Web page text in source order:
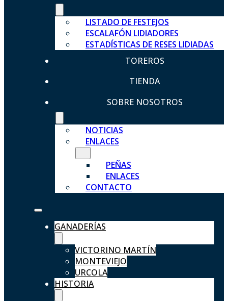
LISTADO DE FESTEJOS
ESCALAFÓN LIDIADORES
ESTADÍSTICAS DE RESES LIDIADAS
TOREROS
TIENDA
SOBRE NOSOTROS
NOTICIAS
ENLACES
PEÑAS
ENLACES
CONTACTO
GANADERÍAS
VICTORINO MARTÍN
MONTEVIEJO
URCOLA
HISTORIA